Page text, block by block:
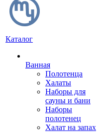
Каталог
Ванная
Полотенца
Халаты
Наборы для
сауны и бани
Наборы
полотенец
Халат на запах